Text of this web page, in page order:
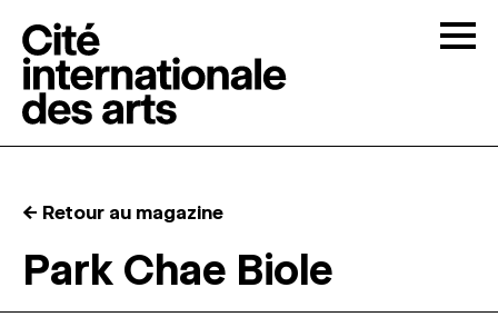
RÉSIDENCES ↓
← Retour au magazine
Park Chae Biole